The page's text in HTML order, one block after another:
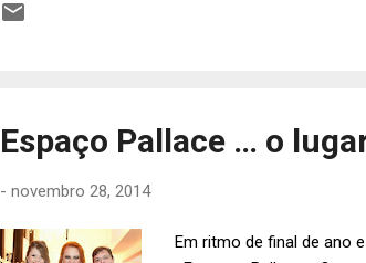
Espaço Pallace … o
- novembro 28, 2014
Em ritmo de final de ano